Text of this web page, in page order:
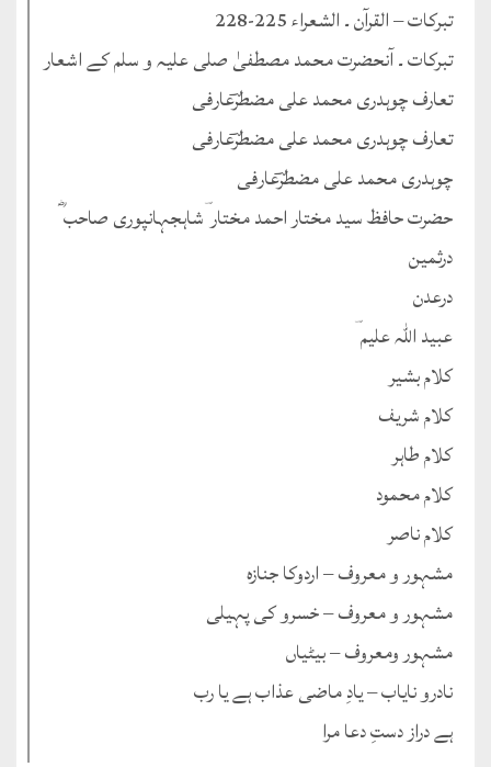
تبرکات – القرآن ۔ الشعراء 225-228
تبرکات ۔ آنحضرت محمد مصطفیٰ صلی علیہ و سلم کے اشعار
تعارف چوہدری محمد علی مضطرؔعارفی
تعارف چوہدری محمد علی مضطرؔعارفی
چوہدری محمد علی مضطرؔعارفی
حضرت حافظ سید مختار احمد مختار ؔشاہجہانپوری صاحب ؓ
درثمین
درعدن
عبید اللہ علیم ؔ
کلام بشیر
کلام شریف
کلام طاہر
کلام محمود
کلام ناصر
مشہور و معروف – اردوکا جنازہ
مشہور و معروف – خسرو کی پہیلی
مشہور ومعروف – بیٹیاں
نادرو نایاب – یادِ ماضی عذاب ہے یا رب
ہے دراز دستِ دعا مرا